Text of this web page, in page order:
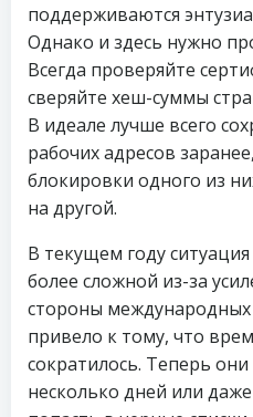
поддерживаются
Однако и здесь нужно
Всегда проверяйте
сверяйте хеш-суммы
В идеале лучше всего
рабочих адресов
блокировки одного из
на другой.
В текущем году
более сложной из-за
стороны международных
привело к тому, что
сократилось. Теперь
несколько дней или